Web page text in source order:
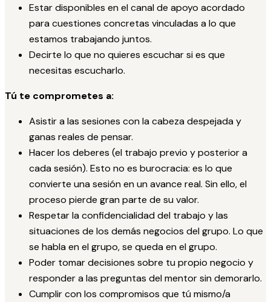
Estar disponibles en el canal de apoyo acordado
para cuestiones concretas vinculadas a lo que
estamos trabajando juntos.
Decirte lo que no quieres escuchar si es que
necesitas escucharlo.
Tú te comprometes a:
Asistir a las sesiones con la cabeza despejada y
ganas reales de pensar.
Hacer los deberes (el trabajo previo y posterior a
cada sesión). Esto no es burocracia: es lo que
convierte una sesión en un avance real. Sin ello, el
proceso pierde gran parte de su valor.
Respetar la confidencialidad del trabajo y las
situaciones de los demás negocios del grupo. Lo que
se habla en el grupo, se queda en el grupo.
Poder tomar decisiones sobre tu propio negocio y
responder a las preguntas del mentor sin demorarlo.
Cumplir con los compromisos que tú mismo/a